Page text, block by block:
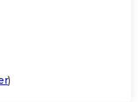
)